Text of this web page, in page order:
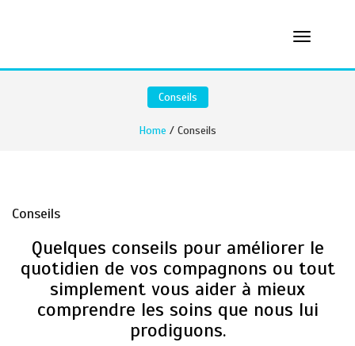
Conseils
Home / Conseils
Conseils
Quelques conseils pour améliorer le
quotidien de vos compagnons ou tout
simplement vous aider à mieux
comprendre les soins que nous lui
prodiguons.